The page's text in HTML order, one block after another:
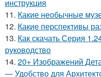
инструкция
11. Какие необычные
12. Какие перспективы
13. Как скачать Серия
руководство
14. 20+ Изображений
— Удобство для